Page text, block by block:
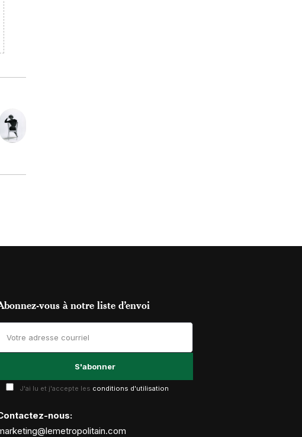
vous à notre liste d’envoi
J'ai lu et j'accepte les conditions d'utilisation
nous: